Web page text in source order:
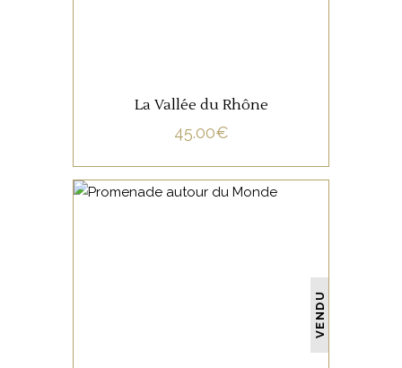
La Vallée du Rhône
45.00€
VENDU